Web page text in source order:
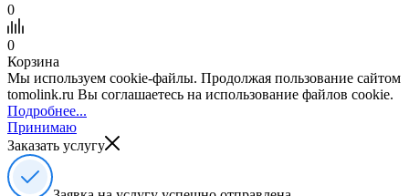
0
0
Корзина
Мы используем cookie-файлы. Продолжая пользование сайтом
tomolink.ru Вы соглашаетесь на использование файлов cookie.
Подробнее...
Принимаю
Заказать услугу